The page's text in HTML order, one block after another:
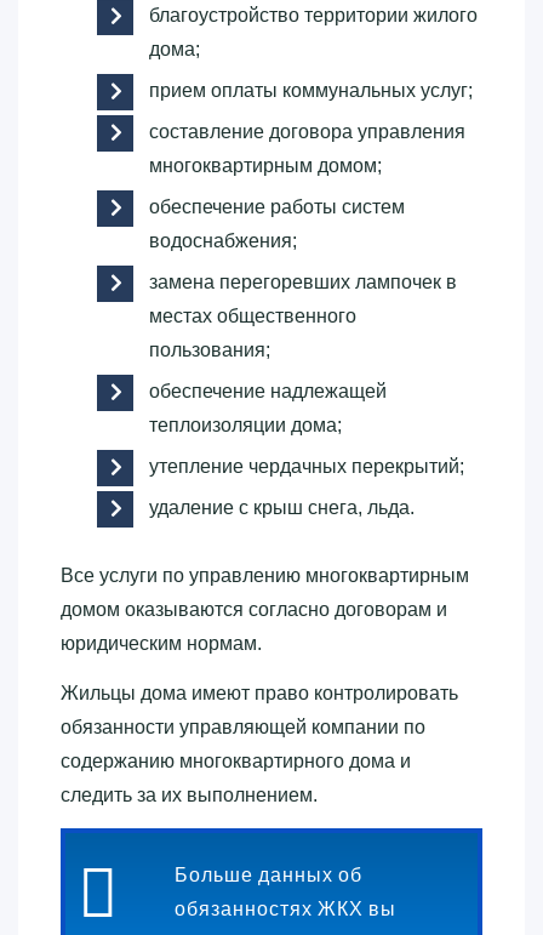
благоустройство территории жилого
дома;
прием оплаты коммунальных услуг;
составление договора управления
многоквартирным домом;
обеспечение работы систем
водоснабжения;
замена перегоревших лампочек в
местах общественного
пользования;
обеспечение надлежащей
теплоизоляции дома;
утепление чердачных перекрытий;
удаление с крыш снега, льда.
Все услуги по управлению многоквартирным
домом оказываются согласно договорам и
юридическим нормам.
Жильцы дома имеют право контролировать
обязанности управляющей компании по
содержанию многоквартирного дома и
следить за их выполнением.
Больше данных об
обязанностях ЖКХ вы